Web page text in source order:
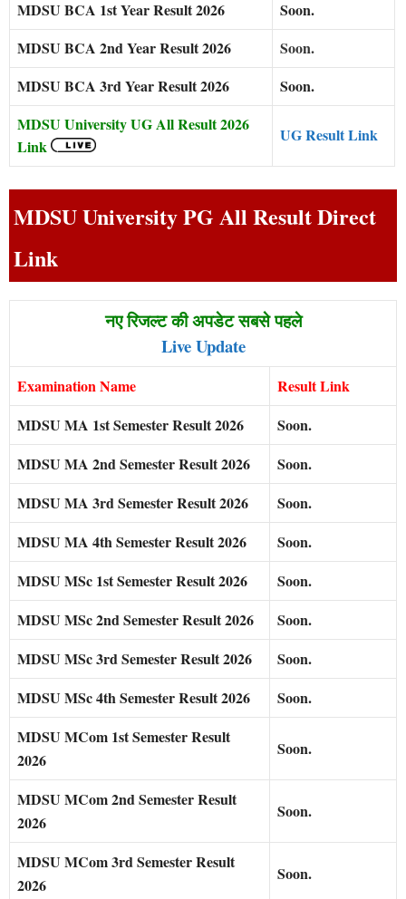
MDSU BCA 1st Year Result 2026
Soon.
MDSU BCA 2nd Year Result 2026
Soon.
MDSU BCA 3rd Year Result 2026
Soon.
MDSU University UG All Result 2026
Link
UG Result Link
MDSU University PG All Result Direct
Link
नए रिजल्ट की अपडेट सबसे पहले
Live Update
Examination Name
Result Link
MDSU MA 1st Semester Result 2026
Soon.
MDSU MA 2nd Semester Result 2026
Soon.
MDSU MA 3rd Semester Result 2026
Soon.
MDSU MA 4th Semester Result 2026
Soon.
MDSU MSc 1st Semester Result 2026
Soon.
MDSU MSc 2nd Semester Result 2026
Soon.
MDSU MSc 3rd Semester Result 2026
Soon.
MDSU MSc 4th Semester Result 2026
Soon.
MDSU MCom 1st Semester Result
2026
Soon.
MDSU MCom 2nd Semester Result
2026
Soon.
MDSU MCom 3rd Semester Result
2026
Soon.